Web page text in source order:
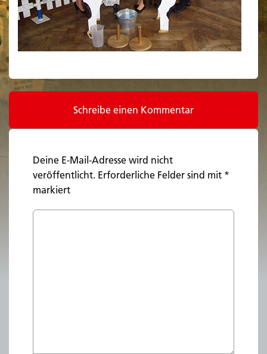
Schreibe einen Kommentar
Deine E-Mail-Adresse wird nicht
veröffentlicht. Erforderliche Felder sind mit *
markiert